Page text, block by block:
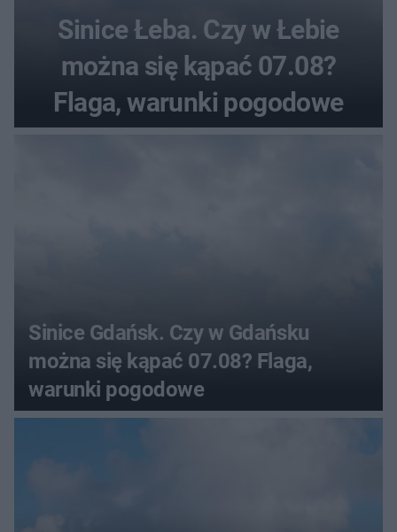
Sinice Łeba. Czy w Łebie
można się kąpać 07.08?
Flaga, warunki pogodowe
Sinice Gdańsk. Czy w Gdańsku
można się kąpać 07.08? Flaga,
warunki pogodowe